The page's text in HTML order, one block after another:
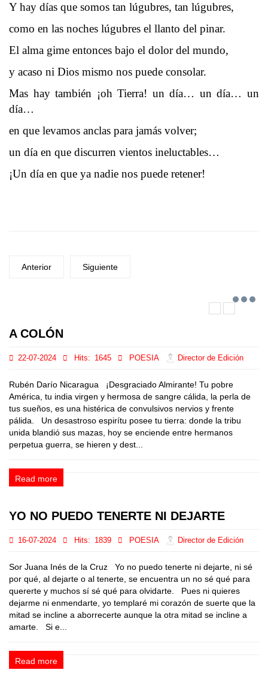
Y hay días que somos tan lúgubres, tan lúgubres,
como en las noches lúgubres el llanto del pinar.
El alma gime entonces bajo el dolor del mundo,
y acaso ni Dios mismo nos puede consolar.
Mas hay también ¡oh Tierra! un día… un día… un
día…
en que levamos anclas para jamás volver;
un día en que discurren vientos ineluctables…
¡Un día en que ya nadie nos puede retener!
Anterior Siguiente
A COLÓN
22-07-2024 Hits: 1645 POESIA Director de Edición
Rubén Darío Nicaragua ¡Desgraciado Almirante! Tu pobre
América, tu india virgen y hermosa de sangre cálida, la perla de
tus sueños, es una histérica de convulsivos nervios y frente
pálida. Un desastroso espirítu posee tu tierra: donde la tribu
unida blandió sus mazas, hoy se enciende entre hermanos
perpetua guerra, se hieren y dest...
Read more
YO NO PUEDO TENERTE NI DEJARTE
16-07-2024 Hits: 1839 POESIA Director de Edición
Sor Juana Inés de la Cruz Yo no puedo tenerte ni dejarte, ni sé
por qué, al dejarte o al tenerte, se encuentra un no sé qué para
quererte y muchos sí sé qué para olvidarte. Pues ni quieres
dejarme ni enmendarte, yo templaré mi corazón de suerte que la
mitad se incline a aborrecerte aunque la otra mitad se incline a
amarte. Si e...
Read more